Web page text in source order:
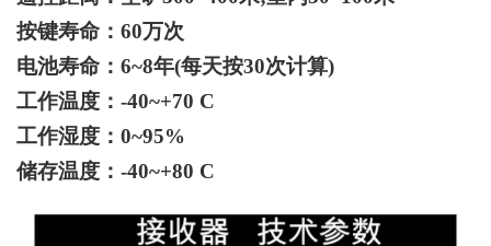
按键寿命：60万次
电池寿命：6~8年(每天按30次计算)
工作温度：-40~+70 C
工作湿度：0~95%
储存温度：-40~+80 C